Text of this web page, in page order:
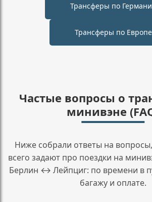
Трансферы по
Трансферы по Европе
Частые вопросы о
минивэне
Ниже собрали ответы на
всего задают про поездки на
Берлин ↔ Лейпциг: по времени в
багажу и оплате.